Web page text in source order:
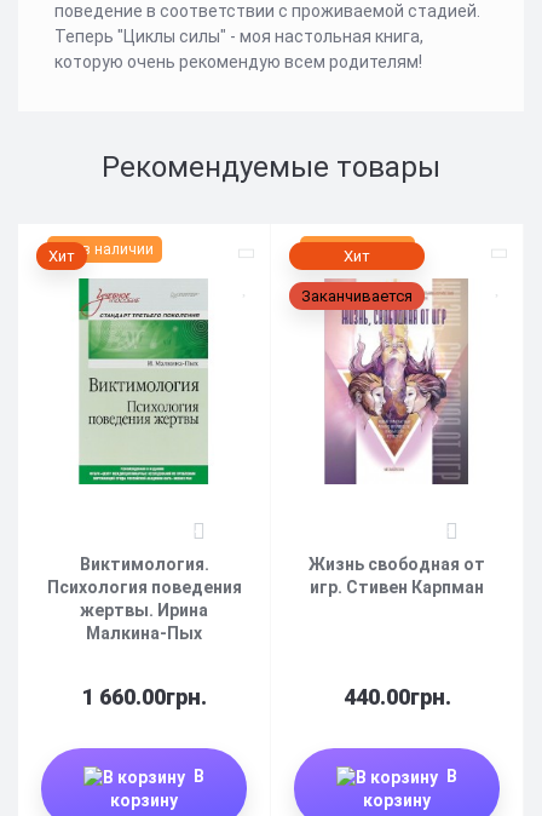
поведение в соответствии с проживаемой стадией.
Теперь "Циклы силы" - моя настольная книга,
которую очень рекомендую всем родителям!
Рекомендуемые товары
Нет в наличии
Хит
4
Виктимология.
Психология поведения
жертвы. Ирина
Малкина-Пых
1 660.00грн.
В
корзину
Нет в наличии
Хит
Заканчивается
Жизнь свободная от
игр. Стивен Карпман
440.00грн.
В
корзину